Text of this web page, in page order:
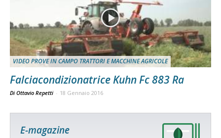
VIDEO PROVE IN CAMPO TRATTORI E MACCHINE AGRICOLE
Falciacondizionatrice Kuhn Fc 883 Ra
Di Ottavio Repetti - 18 Gennaio 2016
E-magazine